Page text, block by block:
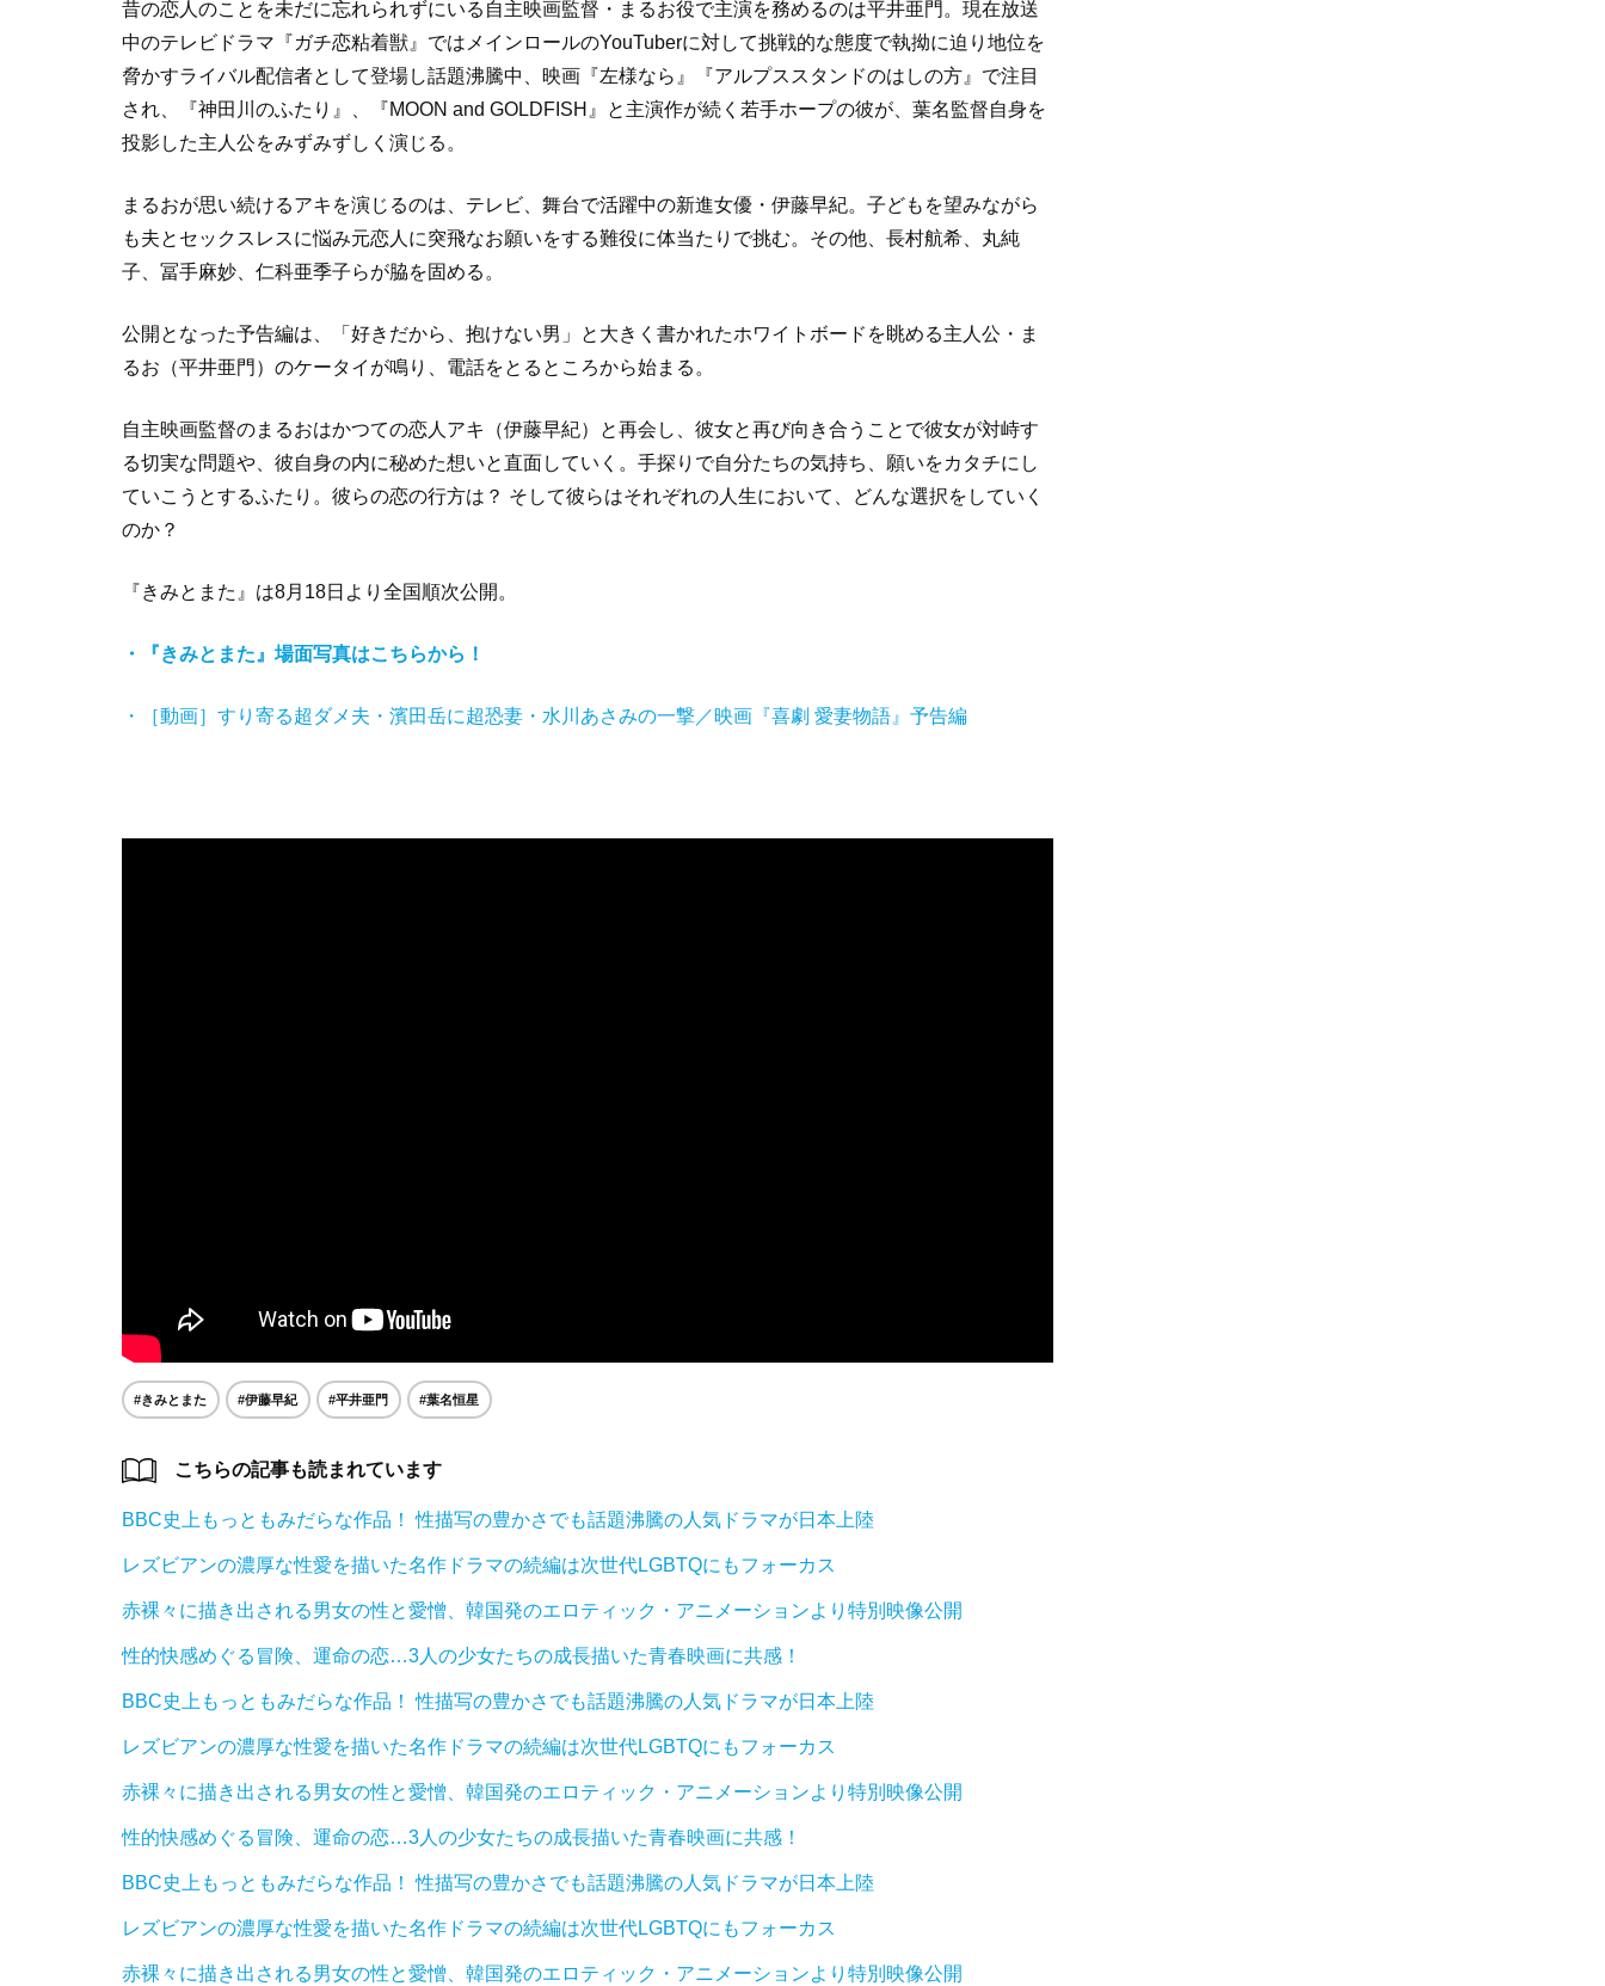
昔の恋人のことを未だに忘れられずにいる自主映画監督・まるお役で主演を務めるのは平井亜門。現在放送
中のテレビドラマ『ガチ恋粘着獣』ではメインロールのYouTuberに対して挑戦的な態度で執拗に迫り地位を
脅かすライバル配信者として登場し話題沸騰中、映画『左様なら』『アルプススタンドのはしの方』で注目
され、『神田川のふたり』、『MOON and GOLDFISH 』と主演作が続く若手ホープの彼が、葉名監督自身を
投影した主人公をみずみずしく演じる。
まるおが思い続けるアキを演じるのは、テレビ、舞台で活躍中の新進女優・伊藤早紀。子どもを望みながら
も夫とセックスレスに悩み元恋人に突飛なお願いをする難役に体当たりで挑む。その他、長村航希、丸純
子、冨手麻妙、仁科亜季子らが脇を固める。
公開となった予告編は、「好きだから、抱けない男」と大きく書かれたホワイトボードを眺める主人公・ま
るお（平井亜門）のケータイが鳴り、電話をとるところから始まる。
自主映画監督のまるおはかつての恋人アキ（伊藤早紀）と再会し、彼女と再び向き合うことで彼女が対峙す
る切実な問題や、彼自身の内に秘めた想いと直面していく。手探りで自分たちの気持ち、願いをカタチにし
ていこうとするふたり。彼らの恋の行方は？ そして彼らはそれぞれの人生において、どんな選択をしていく
のか？
『きみとまた』は8月 18日より全国順次公開。
・『きみとまた』場面写真はこちらから！
・［動画］すり寄る超ダメ夫・濱田岳に超恐妻・水川あさみの一撃／映画『喜劇 愛妻物語』予告編
#きみとまた #伊藤早紀 #平井亜門 #葉名恒星
こちらの記事も読まれています
BBC史上もっともみだらな作品！ 性描写の豊かさでも話題沸騰の人気ドラマが日本上陸
レズビアンの濃厚な性愛を描いた名作ドラマの続編は次世代LGBTQにもフォーカス
赤裸々に描き出される男女の性と愛憎、韓国発のエロティック・アニメーションより特別映像公開
性的快感めぐる冒険、運命の恋…3人の少女たちの成長描いた青春映画に共感！
BBC史上もっともみだらな作品！ 性描写の豊かさでも話題沸騰の人気ドラマが日本上陸
レズビアンの濃厚な性愛を描いた名作ドラマの続編は次世代LGBTQにもフォーカス
赤裸々に描き出される男女の性と愛憎、韓国発のエロティック・アニメーションより特別映像公開
性的快感めぐる冒険、運命の恋…3人の少女たちの成長描いた青春映画に共感！
BBC史上もっともみだらな作品！ 性描写の豊かさでも話題沸騰の人気ドラマが日本上陸
レズビアンの濃厚な性愛を描いた名作ドラマの続編は次世代LGBTQにもフォーカス
赤裸々に描き出される男女の性と愛憎、韓国発のエロティック・アニメーションより特別映像公開